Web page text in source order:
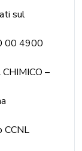
sul
00 4900
–
CCNL